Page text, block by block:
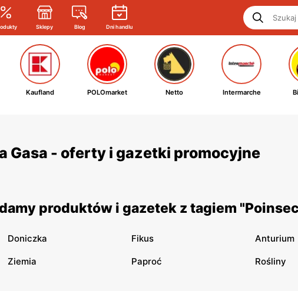
Sklepy Blog Dni handlu
Kaufland POLOmarket Netto Intermarche
Gasa - oferty i gazetki promocyjne
produktów i gazetek z tagiem
Doniczka Fikus Anturium
Ziemia Paproć Rośliny